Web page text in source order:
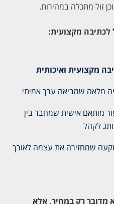
זול מתכלה במהירות.
לכתיבה מקצועית:
מקצועית ואיכותית
מלאה שמביאה ערך אמיתי
מותאם אישית שמחבר בין
לקהל
שמחזירה את עצמה לאורך
מדובר רק במחיר, אלא